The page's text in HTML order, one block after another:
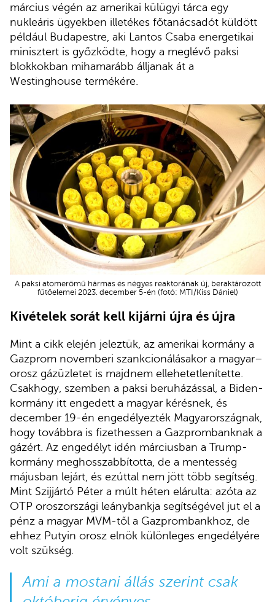
március végén az amerikai külügyi tárca egy
nukleáris ügyekben illetékes főtanácsadót küldött
például Budapestre, aki Lantos Csaba energetikai
minisztert is győzködte, hogy a meglévő paksi
blokkokban mihamarább álljanak át a
Westinghouse termékére.
A paksi atomerőmű hármas és négyes reaktorának új, beraktározott
fűtőelemei 2023. december 5-én (fotó: MTI/Kiss Dániel)
Kivételek sorát kell kijárni újra és újra
Mint a cikk elején jeleztük, az amerikai kormány a
Gazprom novemberi szankcionálásakor a magyar–
orosz gázüzletet is majdnem ellehetetlenítette.
Csakhogy, szemben a paksi beruházással, a Biden-
kormány itt engedett a magyar kérésnek, és
december 19-én engedélyezték Magyarországnak,
hogy továbbra is fizethessen a Gazprombanknak a
gázért. Az engedélyt idén márciusban a Trump-
kormány meghosszabbította, de a mentesség
májusban lejárt, és ezúttal nem jött több segítség.
Mint Szijjártó Péter a múlt héten elárulta: azóta az
OTP oroszországi leánybankja segítségével jut el a
pénz a magyar MVM-től a Gazprombankhoz, de
ehhez Putyin orosz elnök különleges engedélyére
volt szükség.
Ami a mostani állás szerint csak